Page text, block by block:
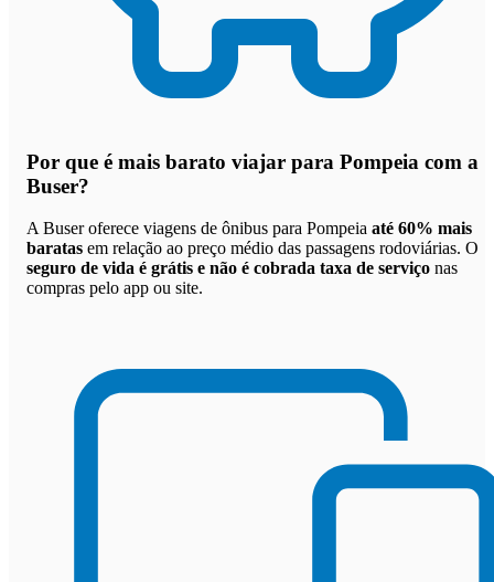
Por que é mais barato viajar para Pompeia com a
Buser?
A Buser oferece viagens de ônibus para Pompeia até 60% mais
baratas em relação ao preço médio das passagens rodoviárias. O
seguro de vida é grátis e não é cobrada taxa de serviço nas
compras pelo app ou site.